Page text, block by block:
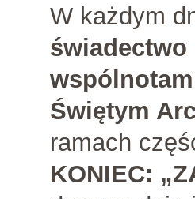
W każdym
świadectwo
Świętym
ramach
KONIEC: